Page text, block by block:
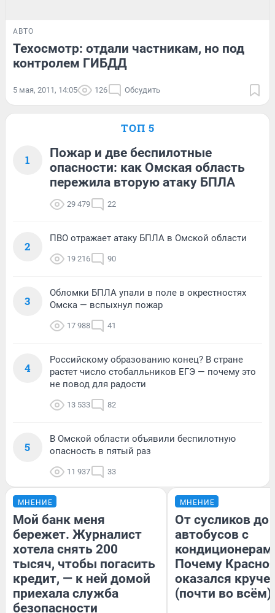
АВТО
Техосмотр: отдали частникам, но под
контролем ГИБДД
5 мая, 2011, 14:05 126 Обсудить
ТОП 5
1
Пожар и две беспилотные
опасности: как Омская область
пережила вторую атаку БПЛА
29 479 22
2
ПВО отражает атаку БПЛА в Омской области
19 216 90
3
Обломки БПЛА упали в поле в окрестностях
Омска — вспыхнул пожар
17 988 41
4
Российскому образованию конец? В стране
растет число стобалльников ЕГЭ — почему это
не повод для радости
13 533 82
5
В Омской области объявили беспилотную
опасность в пятый раз
11 937 33
МНЕНИЕ
Мой банк меня
бережет. Журналист
хотела снять 200
тысяч, чтобы погасить
кредит, — к ней домой
приехала служба
безопасности
МНЕНИЕ
От сусликов до
автобусов с
Почему
оказался
(почти во всём)